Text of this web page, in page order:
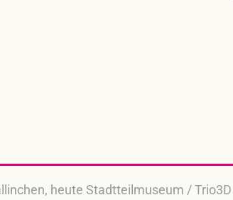
heute Stadtteilmuseum / Trio3D